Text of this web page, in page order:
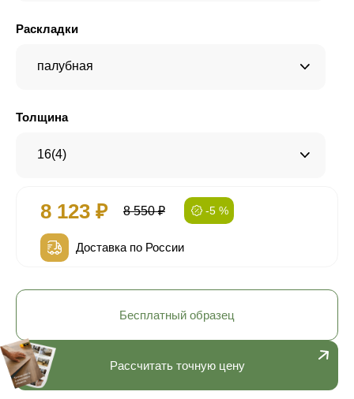
Раскладки
палубная
Толщина
16(4)
8 123 ₽ 8 550 ₽ -5 %
Доставка по России
Рассчитать точную цену
Бесплатный образец